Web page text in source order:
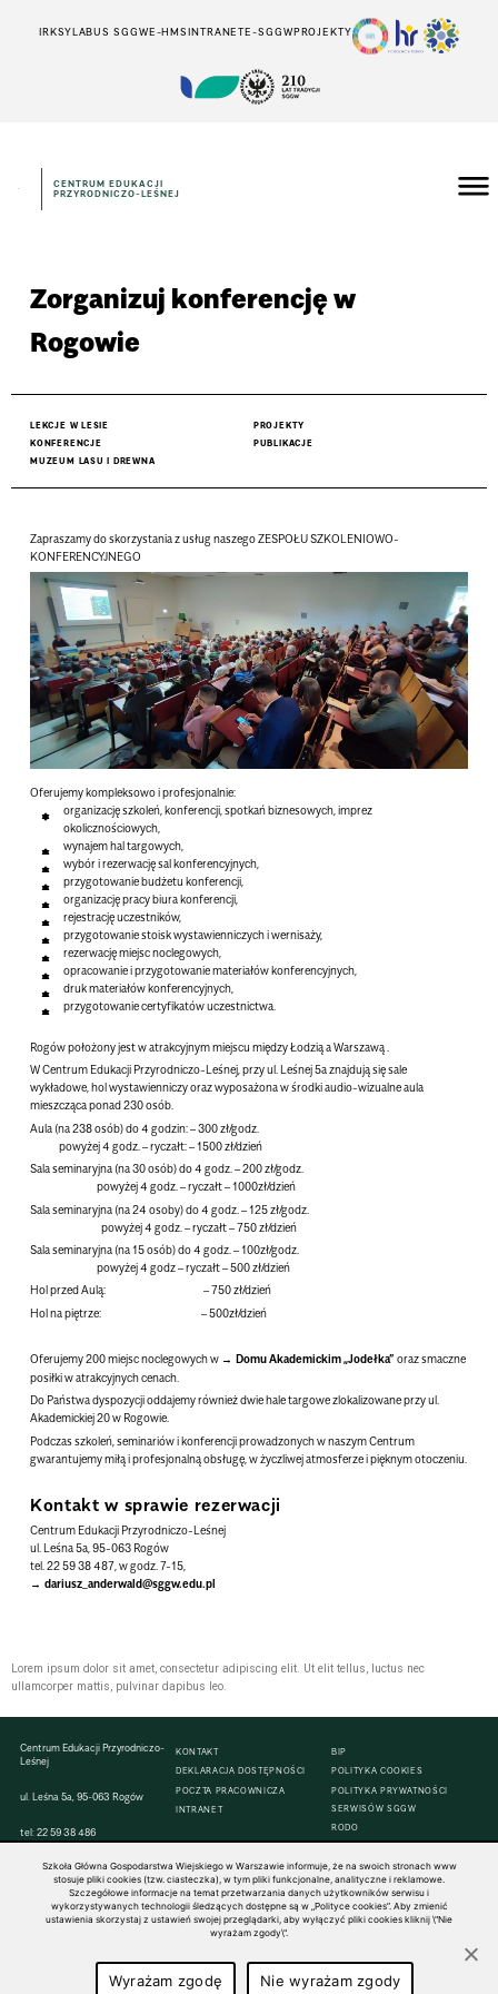
IRKSYLABUS SGGWE-HMSINTRANETE-SGGWPROJEKTY
CENTRUM EDUKACJI
PRZYRODNICZO-LEŚNEJ
Zorganizuj konferencję w
Rogowie
LEKCJE W LESIE
KONFERENCJE
MUZEUM LASU I DREWNA
PROJEKTY
PUBLIKACJE
Zapraszamy do skorzystania z usług naszego ZESPOŁU SZKOLENIOWO-
KONFERENCYJNEGO
Oferujemy kompleksowo i profesjonalnie:
organizację szkoleń, konferencji, spotkań biznesowych, imprez
okolicznościowych,
wynajem hal targowych,
wybór i rezerwację sal konferencyjnych,
przygotowanie budżetu konferencji,
organizację pracy biura konferencji,
rejestrację uczestników,
przygotowanie stoisk wystawienniczych i wernisaży,
rezerwację miejsc noclegowych,
opracowanie i przygotowanie materiałów konferencyjnych,
druk materiałów konferencyjnych,
przygotowanie certyfikatów uczestnictwa.
Rogów położony jest w atrakcyjnym miejscu między Łodzią a Warszawą .
W Centrum Edukacji Przyrodniczo-Leśnej, przy ul. Leśnej 5a znajdują się sale
wykładowe, hol wystawienniczy oraz wyposażona w środki audio-wizualne aula
mieszcząca ponad 230 osób.
Aula (na 238 osób) do 4 godzin: – 300 zł/godz.
powyżej 4 godz. – ryczałt: – 1500 zł/dzień
Sala seminaryjna (na 30 osób) do 4 godz. – 200 zł/godz.
powyżej 4 godz. – ryczałt – 1000zł/dzień
Sala seminaryjna (na 24 osoby) do 4 godz. – 125 zł/godz.
powyżej 4 godz. – ryczałt – 750 zł/dzień
Sala seminaryjna (na 15 osób) do 4 godz. – 100zł/godz.
powyżej 4 godz – ryczałt – 500 zł/dzień
Hol przed Aulą: – 750 zł/dzień
Hol na piętrze: – 500zł/dzień
Oferujemy 200 miejsc noclegowych w Domu Akademickim „Jodełka” oraz smaczne
posiłki w atrakcyjnych cenach.
Do Państwa dyspozycji oddajemy również dwie hale targowe zlokalizowane przy ul.
Akademickiej 20 w Rogowie.
Podczas szkoleń, seminariów i konferencji prowadzonych w naszym Centrum
gwarantujemy miłą i profesjonalną obsługę, w życzliwej atmosferze i pięknym otoczeniu.
Kontakt w sprawie rezerwacji
Centrum Edukacji Przyrodniczo-Leśnej
ul. Leśna 5a, 95-063 Rogów
tel. 22 59 38 487 , w godz. 7-15,
dariusz_anderwald@sggw.edu.pl
Lorem ipsum dolor sit amet, consectetur adipiscing elit. Ut elit tellus, luctus nec
ullamcorper mattis, pulvinar dapibus leo.
Centrum Edukacji Przyrodniczo-
Leśnej
ul. Leśna 5a, 95-063 Rogów
tel:22 59 38 486
KONTAKT
DEKLARACJA DOSTĘPNOŚCI
POCZTA PRACOWNICZA
INTRANET
BIP
POLITYKA COOKIES
POLITYKA PRYWATNOŚCI
SERWISÓW SGGW
RODO
© 1816–2026 SGGW — ALL RIGHTS RESERVED
Szkoła Główna Gospodarstwa Wiejskiego w Warszawie informuje, że na swoich stronach www
stosuje pliki cookies (tzw. ciasteczka), w tym pliki funkcjonalne, analityczne i reklamowe.
Szczegółowe informacje na temat przetwarzania danych użytkowników serwisu i
wykorzystywanych technologii śledzących dostępne są w „Polityce cookies”. Aby zmienić
ustawienia skorzystaj z ustawień swojej przeglądarki, aby wyłączyć pliki cookies kliknij \"Nie
wyrażam zgody\".
Wyrażam zgodę Nie wyrażam zgody